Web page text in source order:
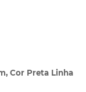
Cor Preta Linha